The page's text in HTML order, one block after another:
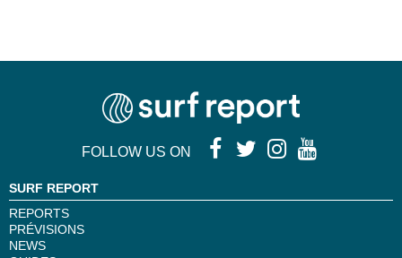
FOLLOW US ON
SURF REPORT
REPORTS
PRÉVISIONS
NEWS